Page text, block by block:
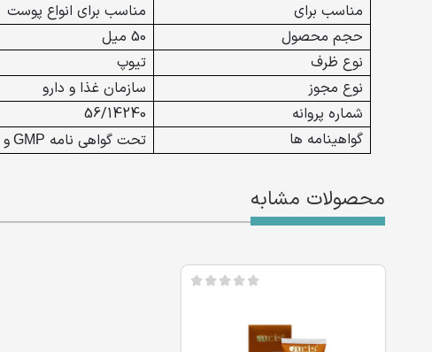
مناسب برای
مناسب برای انواع پوست
حجم محصول
50 میل
نوع ظرف
تیوپ
نوع مجوز
سازمان غذا و دارو
شماره پروانه
56/14240
گواهینامه ها
تحت گواهی نامه GMP و
محصولات مشابه